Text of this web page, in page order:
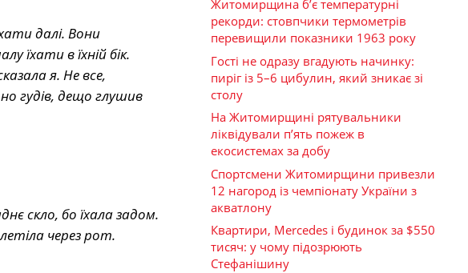
далі. Вони
їхати в їхній бік.
я. Не все,
гудів, дещо глушив
скло, бо їхала задом.
через рот.
Житомирщина б’є температурні
рекорди: стовпчики термометрів
перевищили показники 1963 року
Гості не одразу вгадують начинку:
пиріг із 5–6 цибулин, який зникає зі
столу
На Житомирщині рятувальники
ліквідували п’ять пожеж в
екосистемах за добу
Спортсмени Житомирщини привезли
12 нагород із чемпіонату України з
акватлону
Квартири, Mercedes і будинок за $550
тисяч: у чому підозрюють
Стефанішину